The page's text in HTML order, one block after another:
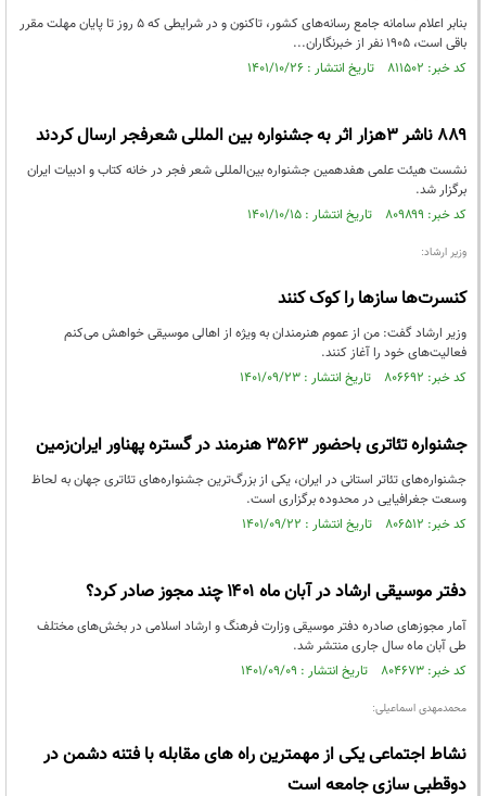
بنابر اعلام سامانه جامع رسانه‌های کشور، تاکنون و در شرایطی که ۵ روز تا پایان مهلت مقرر
باقی است، ۱۹۰۵ نفر از خبرنگاران...
کد خبر: ۸۱۱۵۰۲ تاریخ انتشار : ۱۴۰۱/۱۰/۲۶
۸۸۹ ناشر ۳هزار اثر به جشنواره بین المللی شعرفجر ارسال کردند
نشست هیئت علمی هفدهمین جشنواره بین‌المللی شعر فجر در خانه کتاب و ادبیات ایران
برگزار شد.
کد خبر: ۸۰۹۸۹۹ تاریخ انتشار : ۱۴۰۱/۱۰/۱۵
وزیر ارشاد:
کنسرت‌ها ساز‌ها را کوک کنند
وزیر ارشاد گفت: من از عموم هنرمندان به ویژه از اهالی موسیقی خواهش می‌کنم
فعالیت‌های خود را آغاز کنند.
کد خبر: ۸۰۶۶۹۲ تاریخ انتشار : ۱۴۰۱/۰۹/۲۳
جشنواره تئاتری باحضور ۳۵۶۳ هنرمند در گستره پهناور ایران‌زمین
جشنواره‌های تئاتر استانی در ایران، یکی از بزرگ‌ترین جشنواره‌های تئاتری جهان به لحاظ
وسعت جغرافیایی در محدوده برگزاری است.
کد خبر: ۸۰۶۵۱۲ تاریخ انتشار : ۱۴۰۱/۰۹/۲۲
دفتر موسیقی ارشاد در آبان ماه ۱۴۰۱ چند مجوز صادر کرد؟
آمار مجوزهای صادره دفتر موسیقی وزارت فرهنگ و ارشاد اسلامی در بخش‌های مختلف
طی آبان ماه سال جاری منتشر شد.
کد خبر: ۸۰۴۶۷۳ تاریخ انتشار : ۱۴۰۱/۰۹/۰۹
محمدمهدی اسماعیلی:
نشاط اجتماعی یکی از مهمترین راه های مقابله با فتنه دشمن در
دوقطبی سازی جامعه است